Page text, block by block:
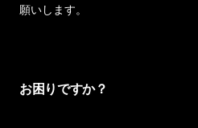
願いします。
お困りですか？